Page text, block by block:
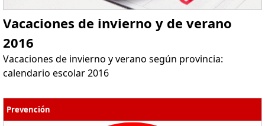
Vacaciones de invierno y de verano
2016
Vacaciones de invierno y verano según provincia:
calendario escolar 2016
Prevención